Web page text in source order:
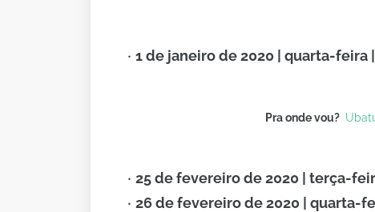
1 de janeiro de 2020 | quarta-
Pra onde vou?
25 de fevereiro de 2020 | terça-
26 de fevereiro de 2020 | quarta-